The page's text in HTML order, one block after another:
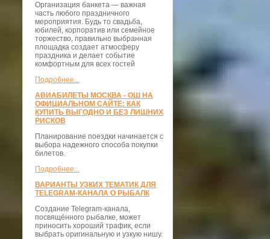
Организация банкета — важная
часть любого праздничного
мероприятия. Будь то свадьба,
юбилей, корпоратив или семейное
торжество, правильно выбранная
площадка создает атмосферу
праздника и делает событие
комфортным для всех гостей
Подробнее...
АВИАБИЛЕТЫ МОСКВА - ОШ НА
ОФИЦИАЛЬНОМ САЙТЕ: КАК
КУПИТЬ ВЫГОДНО И БЕЗ ЛИШНИХ
РИСКОВ
Планирование поездки начинается с
выбора надежного способа покупки
билетов.
Подробнее...
ВАРИАНТЫ УЗКИХ ТЕМАТИК ДЛЯ
TELEGRAM-КАНАЛА О РЫБАЛК
Создание Telegram-канала,
посвящённого рыбалке, может
приносить хороший трафик, если
выбрать оригинальную и узкую нишу.